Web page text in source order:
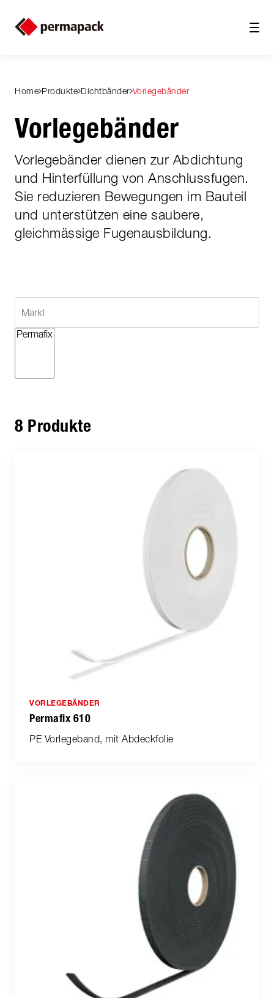
Home Produkte Dichtbänder Vorlegebänder
Vorlegebänder
Vorlegebänder dienen zur Abdichtung
und Hinterfüllung von Anschlussfugen.
Sie reduzieren Bewegungen im Bauteil
und unterstützen eine saubere,
gleichmässige Fugenausbildung.
8 Produkte
VORLEGEBÄNDER
Permafix 610
PE Vorlegeband, mit Abdeckfolie